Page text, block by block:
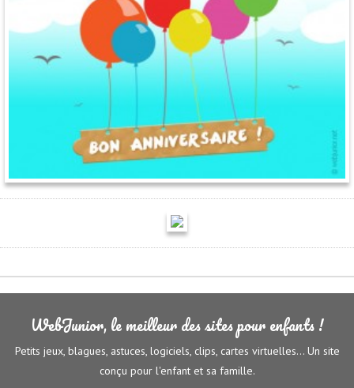
WebJunior, le meilleur des sites pour enfants !
Petits jeux, blagues, astuces, logiciels, clips, cartes virtuelles... Un site
conçu pour l'enfant et sa famille.